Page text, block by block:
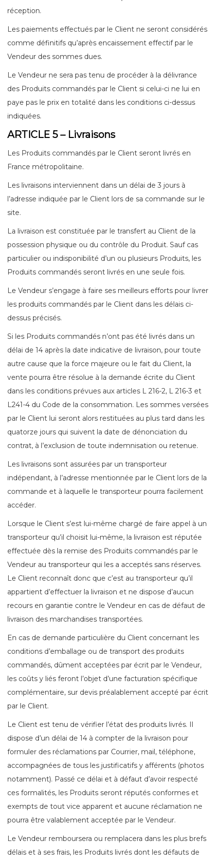
réception.
Les paiements effectués par le Client ne seront considérés
comme définitifs qu’après encaissement effectif par le
Vendeur des sommes dues.
Le Vendeur ne sera pas tenu de procéder à la délivrance
des Produits commandés par le Client si celui-ci ne lui en
paye pas le prix en totalité dans les conditions ci-dessus
indiquées.
ARTICLE 5 – Livraisons
Les Produits commandés par le Client seront livrés en
France métropolitaine.
Les livraisons interviennent dans un délai de 3 jours à
l’adresse indiquée par le Client lors de sa commande sur le
site.
La livraison est constituée par le transfert au Client de la
possession physique ou du contrôle du Produit. Sauf cas
particulier ou indisponibilité d’un ou plusieurs Produits, les
Produits commandés seront livrés en une seule fois.
Le Vendeur s’engage à faire ses meilleurs efforts pour livrer
les produits commandés par le Client dans les délais ci-
dessus précisés.
Si les Produits commandés n’ont pas été livrés dans un
délai de 14 après la date indicative de livraison, pour toute
autre cause que la force majeure ou le fait du Client, la
vente pourra être résolue à la demande écrite du Client
dans les conditions prévues aux articles L 216-2, L 216-3 et
L241-4 du Code de la consommation. Les sommes versées
par le Client lui seront alors restituées au plus tard dans les
quatorze jours qui suivent la date de dénonciation du
contrat, à l’exclusion de toute indemnisation ou retenue.
Les livraisons sont assurées par un transporteur
indépendant, à l’adresse mentionnée par le Client lors de la
commande et à laquelle le transporteur pourra facilement
accéder.
Lorsque le Client s’est lui-même chargé de faire appel à un
transporteur qu’il choisit lui-même, la livraison est réputée
effectuée dès la remise des Produits commandés par le
Vendeur au transporteur qui les a acceptés sans réserves.
Le Client reconnaît donc que c’est au transporteur qu’il
appartient d’effectuer la livraison et ne dispose d’aucun
recours en garantie contre le Vendeur en cas de défaut de
livraison des marchandises transportées.
En cas de demande particulière du Client concernant les
conditions d’emballage ou de transport des produits
commandés, dûment acceptées par écrit par le Vendeur,
les coûts y liés feront l’objet d’une facturation spécifique
complémentaire, sur devis préalablement accepté par écrit
par le Client.
Le Client est tenu de vérifier l’état des produits livrés. Il
dispose d’un délai de 14 à compter de la livraison pour
formuler des réclamations par Courrier, mail, téléphone,
accompagnées de tous les justificatifs y afférents (photos
notamment). Passé ce délai et à défaut d’avoir respecté
ces formalités, les Produits seront réputés conformes et
exempts de tout vice apparent et aucune réclamation ne
pourra être valablement acceptée par le Vendeur.
Le Vendeur remboursera ou remplacera dans les plus brefs
délais et à ses frais, les Produits livrés dont les défauts de